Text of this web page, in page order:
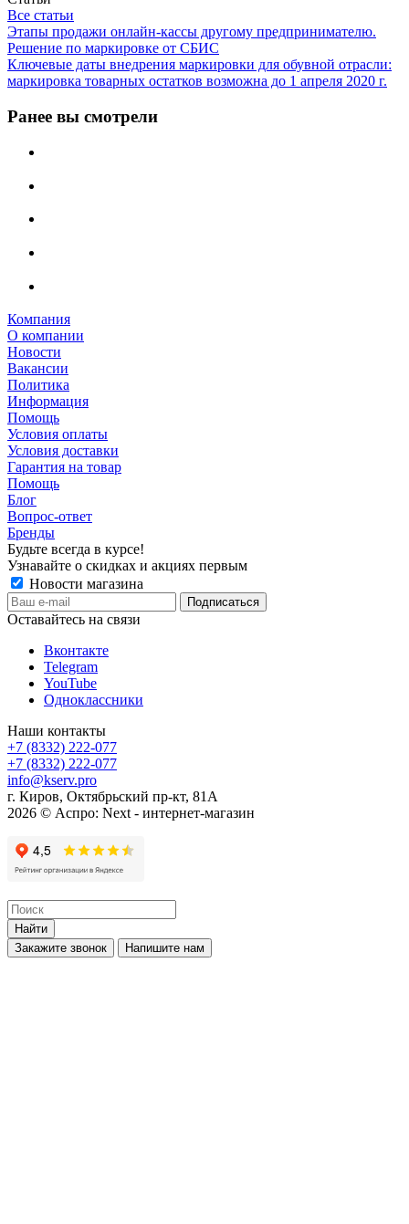
Все статьи
Этапы продажи онлайн-кассы другому предпринимателю.
Решение по маркировке от СБИС
Ключевые даты внедрения маркировки для обувной отрасли:
маркировка товарных остатков возможна до 1 апреля 2020 г.
Ранее вы смотрели
Компания
О компании
Новости
Вакансии
Политика
Информация
Помощь
Условия оплаты
Условия доставки
Гарантия на товар
Помощь
Блог
Вопрос-ответ
Бренды
Будьте всегда в курсе!
Узнавайте о скидках и акциях первым
Новости магазина
Оставайтесь на связи
Вконтакте
Telegram
YouTube
Одноклассники
Наши контакты
+7 (8332) 222-077
+7 (8332) 222-077
info@kserv.pro
г. Киров, Октябрьский пр-кт, 81А
2026 © Аспро: Next - интернет-магазин
Найти
Закажите звонок
Напишите нам